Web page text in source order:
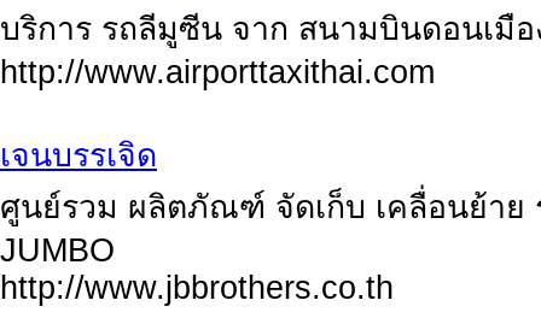
บริการ รถลีมูซีน จาก สนามบินดอนเมือ
http://www.airporttaxithai.com
เจนบรรเจิด
ศูนย์รวม ผลิตภัณฑ์ จัดเก็บ เคลื่อนย้าย
JUMBO
http://www.jbbrothers.co.th